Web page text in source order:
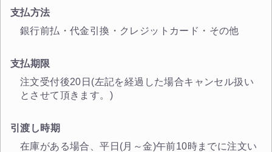
支払方法
銀行前払・代金引換・クレジットカード・その他
支払期限
注文受付後20日(左記を経過した場合キャンセル扱い
とさせて頂きます。)
引渡し時期
在庫がある場合、平日(月～金)午前10時までに注文い